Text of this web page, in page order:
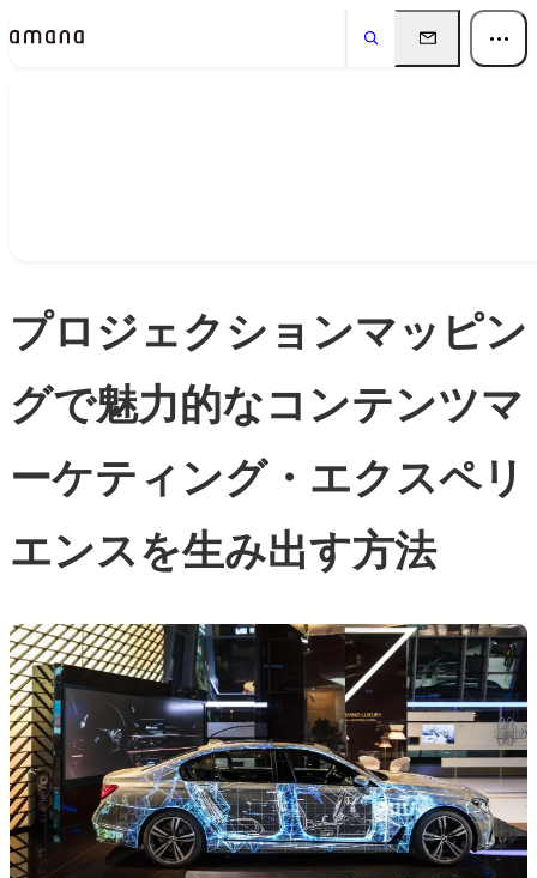
プロジェクションマッピン
グで魅力的なコンテンツマ
ーケティング・エクスペリ
エンスを生み出す方法